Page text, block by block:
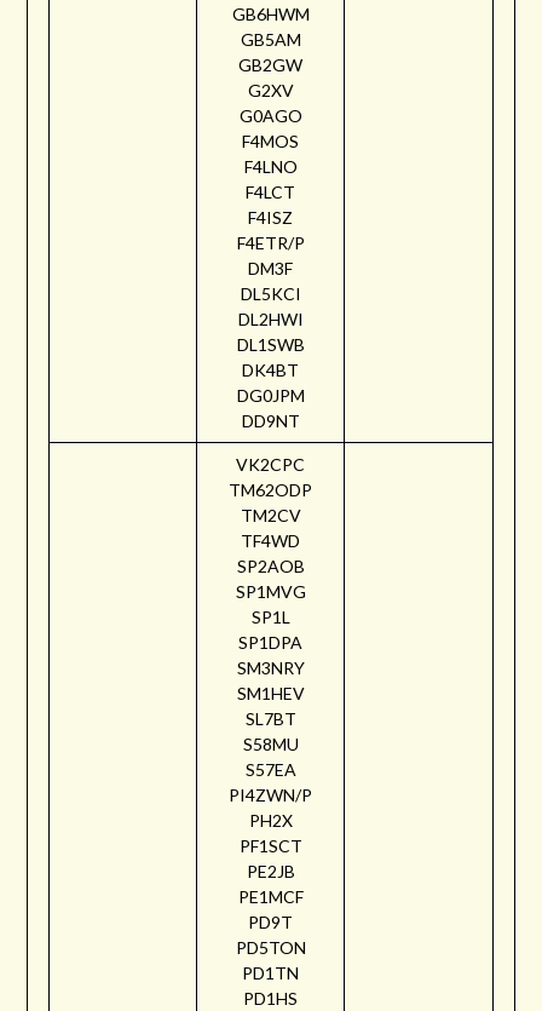
GB6HWM
GB5AM
GB2GW
G2XV
G0AGO
F4MOS
F4LNO
F4LCT
F4ISZ
F4ETR/P
DM3F
DL5KCI
DL2HWI
DL1SWB
DK4BT
DG0JPM
DD9NT
VK2CPC
TM62ODP
TM2CV
TF4WD
SP2AOB
SP1MVG
SP1L
SP1DPA
SM3NRY
SM1HEV
SL7BT
S58MU
S57EA
PI4ZWN/P
PH2X
PF1SCT
PE2JB
PE1MCF
PD9T
PD5TON
PD1TN
PD1HS